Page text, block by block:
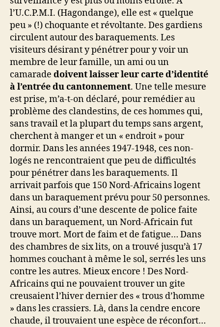
l’U.C.P.M.I. (Hagondange), elle est « quelque
peu » (!) choquante et révoltante. Des gardiens
circulent autour des baraquements. Les
visiteurs désirant y pénétrer pour y voir un
membre de leur famille, un ami ou un
camarade doivent laisser leur carte d’identité
à l’entrée du cantonnement. Une telle mesure
est prise, m’a-t-on déclaré, pour remédier au
problème des clandestins, de ces hommes qui,
sans travail et la plupart du temps sans argent,
cherchent à manger et un « endroit » pour
dormir. Dans les années 1947-1948, ces non-
logés ne rencontraient que peu de difficultés
pour pénétrer dans les baraquements. Il
arrivait parfois que 150 Nord-Africains logent
dans un baraquement prévu pour 50 personnes.
Ainsi, au cours d’une descente de police faite
dans un baraquement, un Nord-Africain fut
trouve mort. Mort de faim et de fatigue… Dans
des chambres de six lits, on a trouvé jusqu’à 17
hommes couchant à même le sol, serrés les uns
contre les autres. Mieux encore ! Des Nord-
Africains qui ne pouvaient trouver un gite
creusaient l’hiver dernier des « trous d’homme
» dans les crassiers. Là, dans la cendre encore
chaude, il trouvaient une espèce de réconfort…